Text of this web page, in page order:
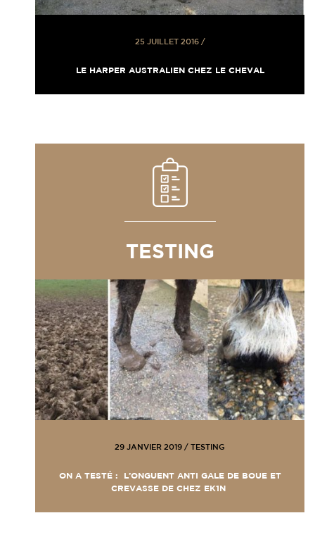
25 JUILLET 2016/
LE HARPER AUSTRALIEN CHEZ LE CHEVAL
TESTING
29 JANVIER 2019 / TESTING
ON A TESTÉ : L’ONGUENT ANTI GALE DE BOUE ET
CREVASSE DE CHEZ EK1N